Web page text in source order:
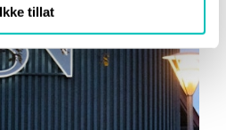
Ikke tillat